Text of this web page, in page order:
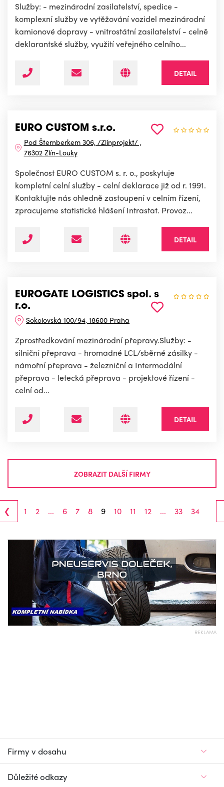
Služby: - mezinárodní zasilatelství, spedice -
komplexní služby ve vytěžování vozidel mezinárodní
kamionové dopravy - vnitrostátní zasilatelství - celně
deklarantské služby, využití veřejného celního...
DETAIL
EURO CUSTOM s.r.o.
Pod Šternberkem 306, /Zlínprojekt/ ,
76302 Zlín-Louky
Společnost EURO CUSTOM s. r. o., poskytuje
kompletní celní služby - celní deklarace již od r. 1991.
Kontaktujte nás ohledně zastoupení v celním řízení,
zpracujeme statistické hlášení Intrastat. Provoz...
DETAIL
EUROGATE LOGISTICS spol. s
r.o.
Sokolovská 100/94, 18600 Praha
Zprostředkování mezinárodní přepravy.Služby: -
silniční přeprava - hromadné LCL/sběrné zásilky -
námořní přeprava - železniční a Intermodální
přeprava - letecká přeprava - projektové řízení -
celní od...
DETAIL
ZOBRAZIT DALŠÍ FIRMY
‹ 1 2 ... 6 7 8 9 10 11 12 ... 33 34
REKLAMA
Firmy v dosahu
Důležité odkazy